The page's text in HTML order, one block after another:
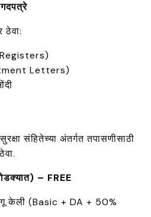
ठेवा:
Letters)
संहितेच्या अंतर्गत तपासणीसाठी
– FREE
केली (Basic + DA + 50%